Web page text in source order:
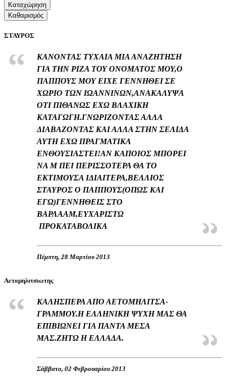
Καταχώρηση
Καθαρισμός
ΣΤΑΥΡΟΣ
ΚΑΝΟΝΤΑΣ ΤΥΧΑΙΑ ΜΙΑ ΑΝΑΖΗΤΗΣΗ
ΓΙΑ ΤΗΝ ΡΙΖΑ ΤΟΥ ΟΝΟΜΑΤΟΣ ΜΟΥ,Ο
ΠΑΠΠΟΥΣ ΜΟΥ ΕΙΧΕ ΓΕΝΝΗΘΕΙ ΣΕ
ΧΩΡΙΟ ΤΩΝ ΙΩΑΝΝΙΝΩΝ,ΑΝΑΚΑΛΥΨΑ
ΟΤΙ ΠΙΘΑΝΩΣ ΕΧΩ ΒΛΑΧΙΚΗ
ΚΑΤΑΓΩΓΗ.ΓΝΩΡΙΖΟΝΤΑΣ ΑΛΛΑ
ΔΙΑΒΑΖΟΝΤΑΣ ΚΑΙ ΑΛΛΑ ΣΤΗΝ ΣΕΛΙΔΑ
ΑΥΤΗ ΕΧΩ ΠΡΑΓΜΑΤΙΚΑ
ΕΝΘΟΥΣΙΑΣΤΕΙ!ΑΝ ΚΑΠΟΙΟΣ ΜΠΟΡΕΙ
ΝΑ Μ ΠΕΙ ΠΕΡΙΣΣΟΤΕΡΑ ΘΑ ΤΟ
ΕΚΤΙΜΟΥΣΑ ΙΔΙΑΙΤΕΡΑ,ΒΕΛΛΙΟΣ
ΣΤΑΥΡΟΣ Ο ΠΑΠΠΟΥΣ(ΟΠΩΣ ΚΑΙ
ΕΓΩ)ΓΕΝΝΗΘΕΙΣ ΣΤΟ
ΒΑΡΛΑΑΜ,ΕΥΧΑΡΙΣΤΩ
ΠΡΟΚΑΤΑΒΟΛΙΚΑ
Πέμπτη, 28 Μαρτίου 2013
Αετομηλιτσιωτης
ΚΑΛΗΣΠΕΡΑ ΑΠΟ ΑΕΤΟΜΗΛΙΤΣΑ-
ΓΡΑΜΜΟΥ.Η ΕΛΛΗΝΙΚΗ ΨΥΧΗ ΜΑΣ ΘΑ
ΕΠΙΒΙΩΝΕΙ ΓΙΑ ΠΑΝΤΑ ΜΕΣΑ
ΜΑΣ.ΖΗΤΩ Η ΕΛΛΑΔΑ.
Σάββατο, 02 Φεβρουαρίου 2013